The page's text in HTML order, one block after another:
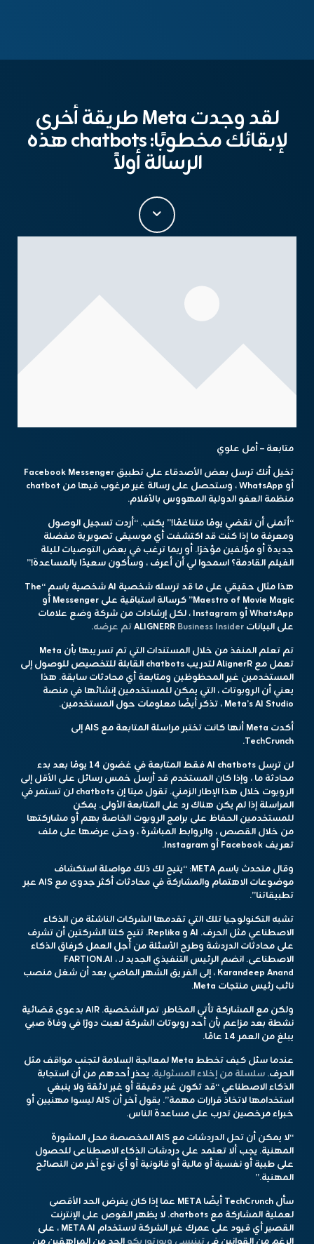
لقد وجدت Meta طريقة أخرى
لإبقائك مخطوبًا: chatbots هذه
الرسالة أولاً
متابعة – أمل علوي
تخيل أنك ترسل بعض الأصدقاء على تطبيق Facebook Messenger
أو WhatsApp ، وستحصل على رسالة غير مرغوب فيها من chatbot
منظمة العفو الدولية المهووس بالأفلام.
“أتمنى أن تقضي يومًا متناغمًا!” يكتب. “أردت تسجيل الوصول
ومعرفة ما إذا كنت قد اكتشفت أي موسيقى تصويرية مفضلة
جديدة أو مؤلفين مؤخرًا. أو ربما ترغب في بعض التوصيات لليلة
الفيلم القادمة؟ اسمحوا لي أن أعرف ، وسأكون سعيدًا بالمساعدة!”
هذا مثال حقيقي على ما قد ترسله شخصية AI شخصية باسم “The
Maestro of Movie Magic” كرسالة استباقية على Messenger أو
WhatsApp أو Instagram ، لكل إرشادات من شركة وضع علامات
على البيانات ALIGNERRBusiness Insider تم عرضه
.
تم تعلم المنفذ من خلال المستندات التي تم تسريبها بأن Meta
تعمل مع AlignerR لتدريب chatbots القابلة للتخصيص للوصول إلى
المستخدمين غير المحظوظين ومتابعة أي محادثات سابقة. هذا
يعني أن الروبوتات ، التي يمكن للمستخدمين إنشائها في منصة
Meta’s AI Studio ، تذكر أيضًا معلومات حول المستخدمين.
أكدت Meta أنها كانت تختبر مراسلة المتابعة مع AIS إلى
TechCrunch.
لن ترسل AI chatbots فقط المتابعة في غضون 14 يومًا بعد بدء
محادثة ما ، وإذا كان المستخدم قد أرسل خمس رسائل على الأقل إلى
الروبوت خلال هذا الإطار الزمني. تقول ميتا إن chatbots لن تستمر في
المراسلة إذا لم يكن هناك رد على المتابعة الأولى. يمكن
للمستخدمين الحفاظ على برامج الروبوت الخاصة بهم أو مشاركتها
من خلال القصص ، والروابط المباشرة ، وحتى عرضها على ملف
تعريف Facebook أو Instagram.
وقال متحدث باسم META: “يتيح لك ذلك مواصلة استكشاف
موضوعات الاهتمام والمشاركة في محادثات أكثر جدوى مع AIS عبر
تطبيقاتنا”.
تشبه التكنولوجيا تلك التي تقدمها الشركات الناشئة من الذكاء
الاصطناعي مثل الحرف. AI و Replika. تتيح كلتا الشركتين أن تشرف
على محادثات الدردشة وطرح الأسئلة من أجل العمل كرفاق الذكاء
الاصطناعى. انضم الرئيس التنفيذي الجديد لـ FARTION.AI ،
Karandeep Anand ، إلى الفريق الشهر الماضي بعد أن شغل منصب
نائب رئيس منتجات Meta.
ولكن مع المشاركة تأتي المخاطر. تمر الشخصية. AIR بدعوى قضائية
نشطة بعد مزاعم بأن أحد روبوتات الشركة لعبت دورًا في وفاة صبي
يبلغ من العمر 14 عامًا.
عندما سئل كيف تخطط Meta لمعالجة السلامة لتجنب مواقف مثل
الحرف.سلسلة من إخلاء المسئولية. يحذر أحدهم من أن استجابة
الذكاء الاصطناعي “قد تكون غير دقيقة أو غير لائقة ولا ينبغي
استخدامها لاتخاذ قرارات مهمة”. يقول آخر أن AIS ليسوا مهنيين أو
خبراء مرخصين تدرب على مساعدة الناس.
“لا يمكن أن تحل الدردشات مع AIS المخصصة محل المشورة
المهنية. يجب ألا تعتمد على دردشات الذكاء الاصطناعى للحصول
على طبية أو نفسية أو مالية أو قانونية أو أي نوع آخر من النصائح
المهنية.”
سأل TechCrunch أيضًا META عما إذا كان يفرض الحد الأقصى
لعملية المشاركة مع chatbots. لا يظهر الغوص على الإنترنت
القصير أي قيود على عمرك غير الشركة لاستخدام META AI ، على